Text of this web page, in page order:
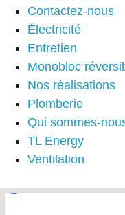
Contactez-nous
Électricité
Entretien
Monobloc
Nos réalisations
Plomberie
Qui sommes-
TL Energy
Ventilation